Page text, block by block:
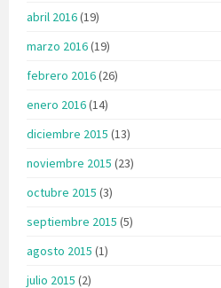
abril 2016(19)
marzo 2016(19)
febrero 2016(26)
enero 2016(14)
diciembre 2015 (13)
noviembre 2015 (23)
octubre 2015 (3)
septiembre 2015 (5)
agosto 2015 (1)
julio 2015 (2)